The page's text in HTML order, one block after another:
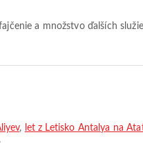
a množstvo ďalších
, let z Letisko Antalya na